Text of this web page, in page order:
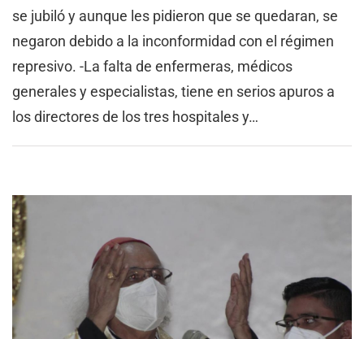
se jubiló y aunque les pidieron que se quedaran, se
negaron debido a la inconformidad con el régimen
represivo. -La falta de enfermeras, médicos
generales y especialistas, tiene en serios apuros a
los directores de los tres hospitales y…